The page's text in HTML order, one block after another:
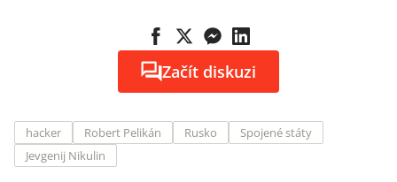
Začít diskuzi
hacker Robert Pelikán Rusko
Spojené státy
Jevgenij Nikulin